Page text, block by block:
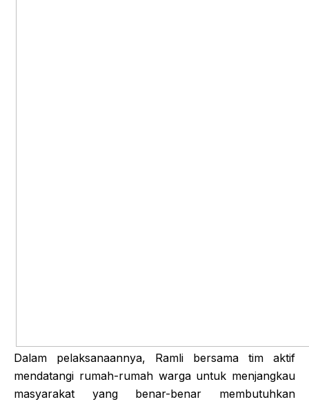
Dalam pelaksanaannya, Ramli bersama tim aktif
mendatangi rumah-rumah warga untuk menjangkau
masyarakat yang benar-benar membutuhkan